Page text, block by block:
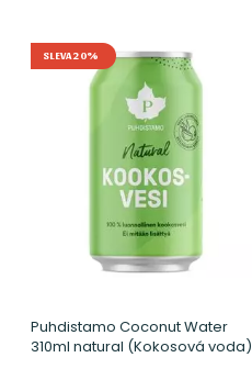
SLEVA 20%
Puhdistamo Coconut Water
310ml natural (Kokosová voda)